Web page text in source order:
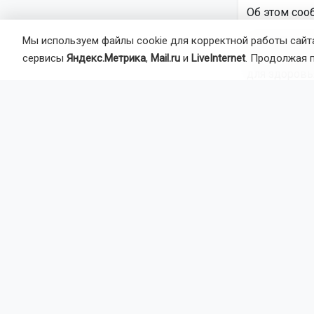
Об этом
Мы используем файлы cookie для корректной работы
сервисы Яндекс.Метрика, Mail.ru и LiveInternet. Продолжая